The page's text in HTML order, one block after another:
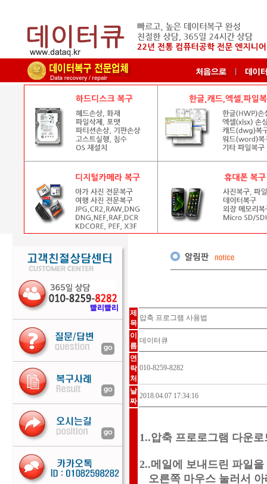
제
목
압축 프로그램 사용법
이
름
데이터큐
연
락
처
010-8259-8282
날
짜
2018.04.07 17:34:16
1..압축 프로로그램 다운
2..메일에 보내드린 파일
오른쪽 마우스 눌러서 아